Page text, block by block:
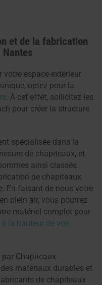
et de la fabrication
votre espace extérieur
optez pour la
. À cet effet, sollicitez les
pour créer la structure
spécialisée dans la
de chapiteaux, et
ainsi classés
de chapiteaux
En faisant de nous votre
plein air, vous pourrez
matériel complet pour
la hauteur de vos
Chapiteaux
matériaux durables et
de chapiteaux